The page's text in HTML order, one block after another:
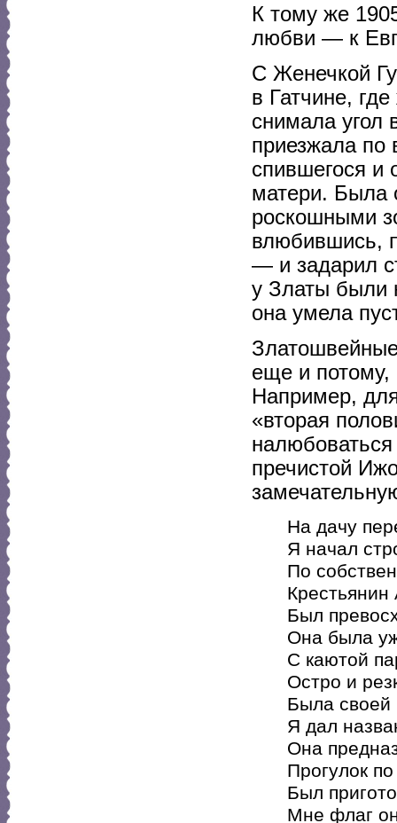
К тому же
любви — к
С Женечкой
в Гатчине,
снимала угол
приезжала по
спившегося и
матери. Была
роскошными
влюбившись,
— и задарил
у Златы были
она умела
еще и потому,
Например,
«вторая
пречистой
На дачу
Я начал
По
Был
Она была
С каютой
Остро и
Была своей
Я дал
Она
Прогулок
Был
Мне флаг